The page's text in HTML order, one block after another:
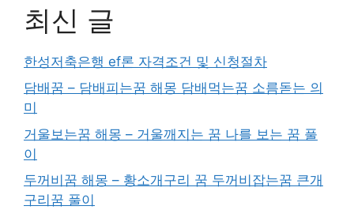
최신 글
한성저축은행 ef론 자격조건 및 신청절차
담배꿈 – 담배피는꿈 해몽 담배먹는꿈 소름돋는 의
미
거울보는꿈 해몽 – 거울깨지는 꿈 나를 보는 꿈 풀
이
두꺼비꿈 해몽 – 황소개구리 꿈 두꺼비잡는꿈 큰개
구리꿈 풀이